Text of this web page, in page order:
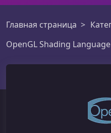
Главная страница
OpenGL Shading Language